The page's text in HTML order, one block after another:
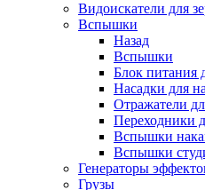
Видоискатели для
Вспышки
Назад
Вспышки
Блок питания
Насадки для
Отражатели
Переходники
Вспышки
Вспышки
Генераторы
Грузы